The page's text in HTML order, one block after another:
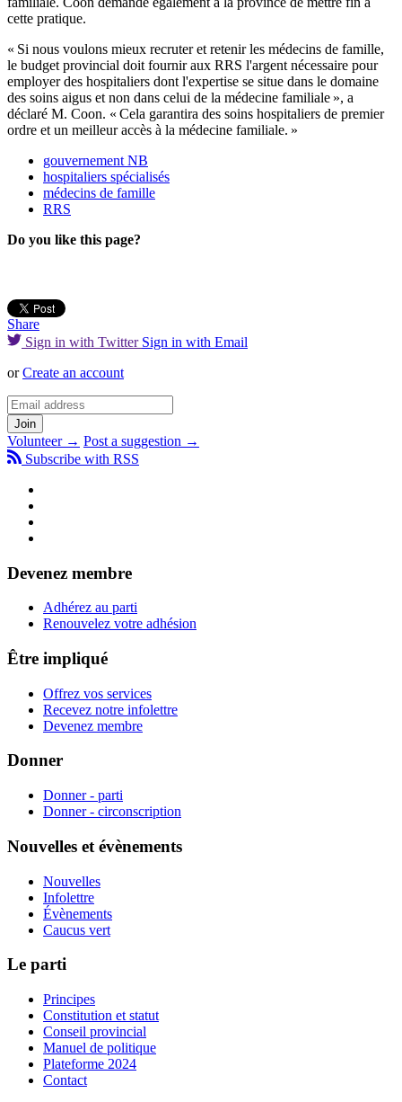
cette pratique.
« Si nous voulons mieux recruter et retenir les médecins de famille,
le budget provincial doit fournir aux RRS l'argent nécessaire pour
employer des hospitaliers dont l'expertise se situe dans le domaine
des soins aigus et non dans celui de la médecine familiale », a
déclaré M. Coon. « Cela garantira des soins hospitaliers de premier
ordre et un meilleur accès à la médecine familiale. »
gouvernement NB
hospitaliers spécialisés
médecins de famille
RRS
Do you like this page?
Share
Sign in with Twitter Sign in with Email
orCreate an account
Volunteer → Post a suggestion →
Subscribe with RSS
Devenez membre
Adhérez au parti
Renouvelez votre adhésion
Être impliqué
Offrez vos services
Recevez notre infolettre
Devenez membre
Donner
Donner - parti
Donner - circonscription
Nouvelles et évènements
Nouvelles
Infolettre
Évènements
Caucus vert
Le parti
Principes
Constitution et statut
Conseil provincial
Manuel de politique
Plateforme 2024
Contact